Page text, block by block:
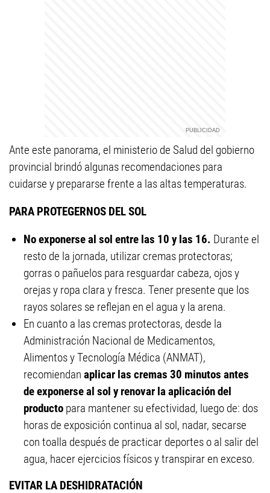
Ante este panorama, el ministerio de Salud del gobierno
provincial brindó algunas recomendaciones para
cuidarse y prepararse frente a las altas temperaturas.
PARA PROTEGERNOS DEL SOL
No exponerse al sol entre las 10 y las 16. Durante el
resto de la jornada, utilizar cremas protectoras;
gorras o pañuelos para resguardar cabeza, ojos y
orejas y ropa clara y fresca. Tener presente que los
rayos solares se reflejan en el agua y la arena.
En cuanto a las cremas protectoras, desde la
Administración Nacional de Medicamentos,
Alimentos y Tecnología Médica (ANMAT),
recomiendan aplicar las cremas 30 minutos antes
de exponerse al sol y renovar la aplicación del
producto para mantener su efectividad, luego de: dos
horas de exposición continua al sol, nadar, secarse
con toalla después de practicar deportes o al salir del
agua, hacer ejercicios físicos y transpirar en exceso.
EVITAR LA DESHIDRATACIÓN